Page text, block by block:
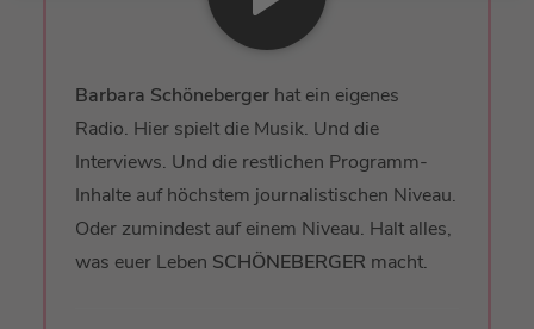
Barbara Schöneberger hat ein eigenes
Radio. Hier spielt die Musik. Und die
Interviews. Und die restlichen Programm-
Inhalte auf höchstem journalistischen Niveau.
Oder zumindest auf einem Niveau. Halt alles,
was euer Leben SCHÖNEBERGER macht.